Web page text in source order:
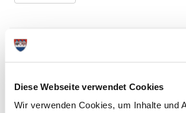
Diese Webseite verwendet Cookies
Wir verwenden Cookies, um Inhalte und